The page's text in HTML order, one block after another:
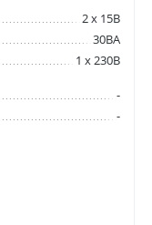
2 x 15В
30ВА
1 x 230В
-
-